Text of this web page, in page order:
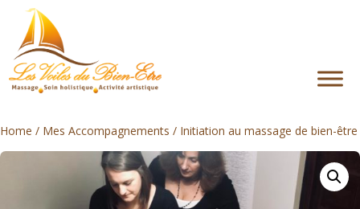
m
p
t
Home / Mes Accompagnements / Initiation au massage de bien-être